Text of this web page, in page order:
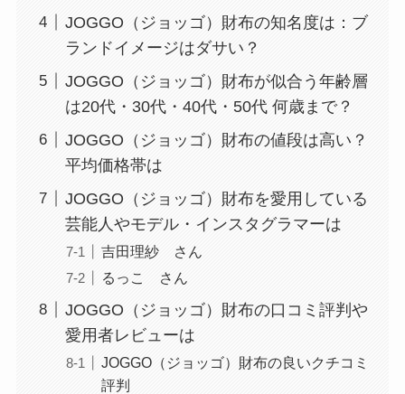
JOGGO（ジョッゴ）財布の知名度は：ブ
ランドイメージはダサい？
JOGGO（ジョッゴ）財布が似合う年齢層
は20代・30代・40代・50代 何歳まで？
JOGGO（ジョッゴ）財布の値段は高い？
平均価格帯は
JOGGO（ジョッゴ）財布を愛用している
芸能人やモデル・インスタグラマーは
吉田理紗 さん
るっこ さん
JOGGO（ジョッゴ）財布の口コミ評判や
愛用者レビューは
JOGGO（ジョッゴ）財布の良いクチコミ
評判